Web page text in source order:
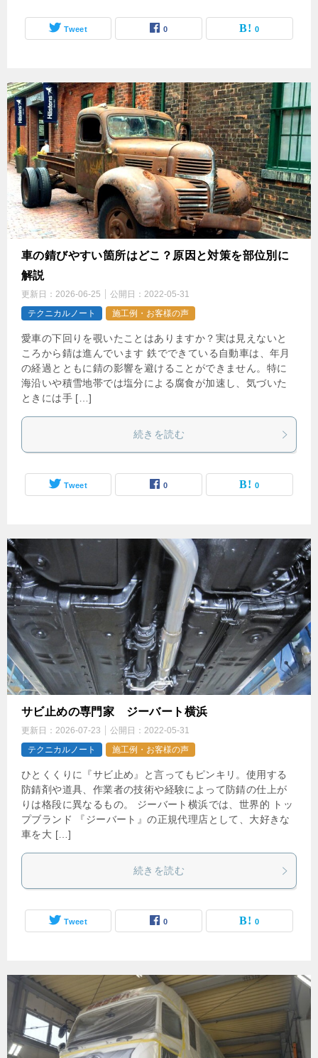
Tweet 0 0
車の錆びやすい箇所はどこ？原因と対策を部位別に
解説
更新日： 2026-06-25 公開日： 2022-05-31
テクニカルノート
施工例・お客様の声
愛車の下回りを覗いたことはありますか？実は見えないと
ころから錆は進んでいます 鉄でできている自動車は、年月
の経過とともに錆の影響を避けることができません。特に
海沿いや積雪地帯では塩分による腐食が加速し、気づいた
ときには手 […]
続きを読む
Tweet 0 0
サビ止めの専門家 ジーバート横浜
更新日： 2026-07-23 公開日： 2022-05-31
テクニカルノート
施工例・お客様の声
ひとくくりに『サビ止め』と言ってもピンキリ。使用する
防錆剤や道具、作業者の技術や経験によって防錆の仕上が
りは格段に異なるもの。 ジーバート横浜では、世界的 トッ
プブランド 『ジーバート』の正規代理店として、大好きな
車を大 […]
続きを読む
Tweet 0 0